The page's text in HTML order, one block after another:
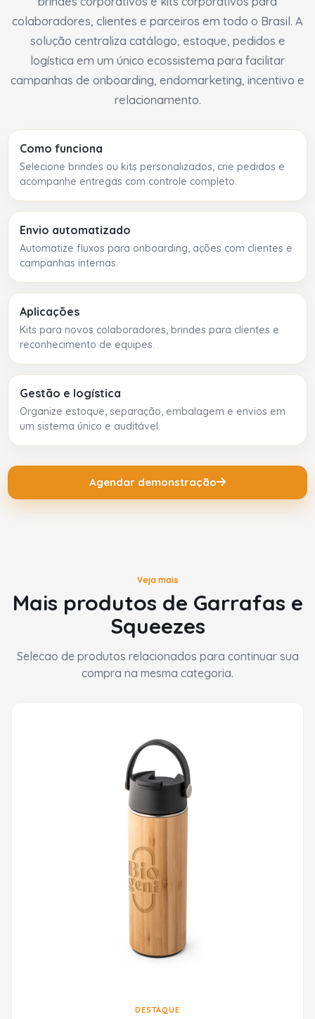
colaboradores, clientes e parceiros em todo o Brasil. A
solução centraliza catálogo, estoque, pedidos e
logística em um único ecossistema para facilitar
campanhas de onboarding, endomarketing, incentivo e
relacionamento.
Como funciona
Selecione brindes ou kits personalizados, crie pedidos e
acompanhe entregas com controle completo.
Envio automatizado
Automatize fluxos para onboarding, ações com clientes e
campanhas internas.
Aplicações
Kits para novos colaboradores, brindes para clientes e
reconhecimento de equipes.
Gestão e logística
Organize estoque, separação, embalagem e envios em
um sistema único e auditável.
Agendar demonstração
Veja mais
Mais produtos de Garrafas e
Squeezes
Selecao de produtos relacionados para continuar sua
compra na mesma categoria.
DESTAQUE